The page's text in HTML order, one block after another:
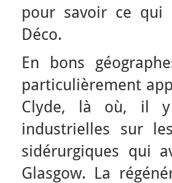
pour savoir ce qui
Déco.
En bons
particulièrement
Clyde, là où, il y
industrielles sur
sidérurgiques qui
Glasgow. La